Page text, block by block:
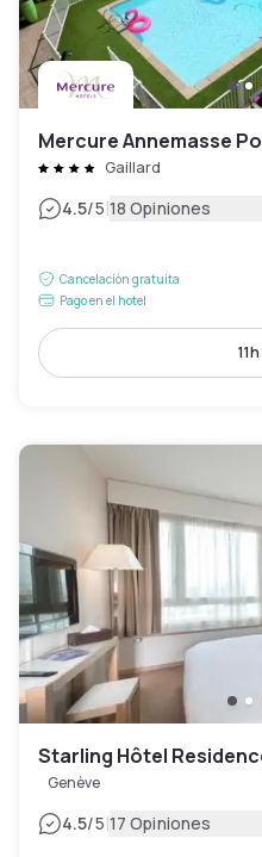
Mercure Annemasse
Gaillard
4.5/5|18 Opiniones
Cancelación gratuita
Pago en el hotel
Starling Hôtel
Genève
4.5/5|17 Opiniones